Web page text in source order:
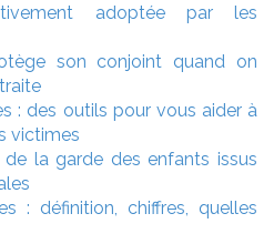
adoptée par les
son conjoint quand on
: des outils pour vous aider à
victimes
la garde des enfants issus
: définition, chiffres, quelles